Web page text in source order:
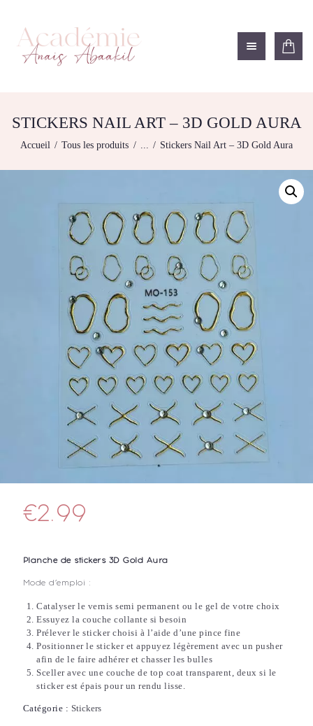
STICKERS NAIL ART – 3D GOLD AURA
Accueil Tous les produits ... Stickers Nail Art – 3D Gold Aura
ACADÉMIE ANAÏS ABAAKIL
Formation et shop Indigo
NOS FORMATIONS
FORMATIONS
RECHERCHE
MODÈLE
€2.99
Planche de stickers 3D Gold Aura
Mode d’emploi :
Catalyser le vernis semi permanent ou le gel de votre choix
Essuyez la couche collante si besoin
Prélever le sticker choisi à l’aide d’une pince fine
Positionner le sticker et appuyez légèrement avec un pusher
afin de le faire adhérer et chasser les bulles
Sceller avec une couche de top coat transparent, deux si le
sticker est épais pour un rendu lisse.
Catégorie : Stickers